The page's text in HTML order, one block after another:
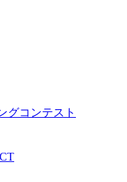
グコンテスト